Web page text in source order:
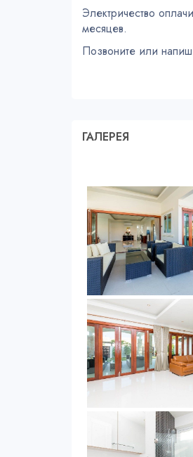
Электричество
месяцев.
Позвоните или
ГАЛЕРЕЯ